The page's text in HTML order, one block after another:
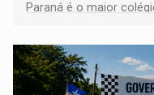
Paraná é o maior